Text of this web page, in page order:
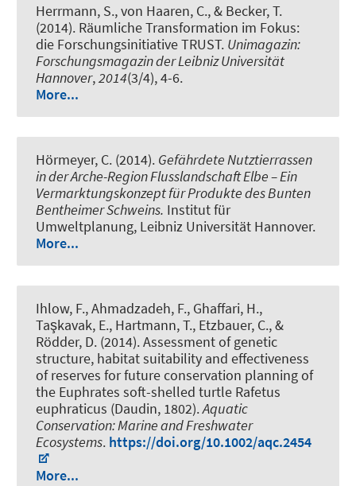
Herrmann, S., von Haaren, C., & Becker, T.
(2014). Räumliche Transformation im Fokus:
die Forschungsinitiative TRUST. Unimagazin:
Forschungsmagazin der Leibniz Universität
Hannover,2014(3/4), 4-6.
More...
Hörmeyer, C. (2014). Gefährdete Nutztierrassen
in der Arche-Region Flusslandschaft Elbe – Ein
Vermarktungskonzept für Produkte des Bunten
Bentheimer Schweins. Institut für
Umweltplanung, Leibniz Universität Hannover.
More...
Ihlow, F., Ahmadzadeh, F., Ghaffari, H.,
Taşkavak, E., Hartmann, T., Etzbauer, C., &
Rödder, D. (2014).Assessment of genetic
structure, habitat suitability and effectiveness
of reserves for future conservation planning of
the Euphrates soft-shelled turtle Rafetus
euphraticus (Daudin, 1802).Aquatic
Conservation: Marine and Freshwater
Ecosystems. https://doi.org/10.1002/aqc.2454
More...